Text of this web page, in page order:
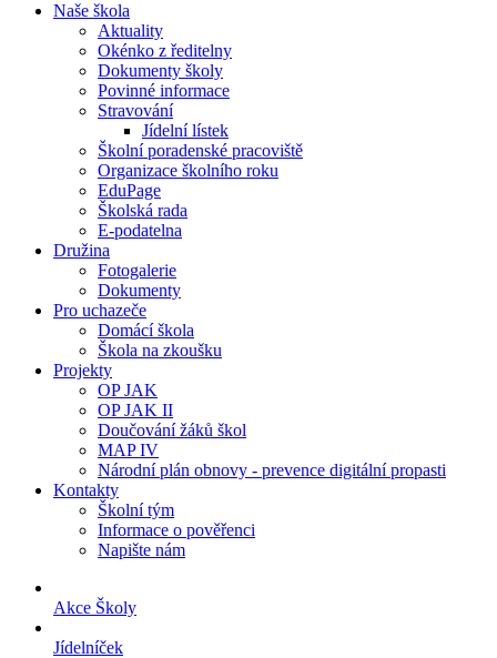
Naše škola
Aktuality
Okénko z ředitelny
Dokumenty školy
Povinné informace
Stravování
Jídelní lístek
Školní poradenské pracoviště
Organizace školního roku
EduPage
Školská rada
E-podatelna
Družina
Fotogalerie
Dokumenty
Pro uchazeče
Domácí škola
Škola na zkoušku
Projekty
OP JAK
OP JAK II
Doučování žáků škol
MAP IV
Národní plán obnovy - prevence digitální propasti
Kontakty
Školní tým
Informace o pověřenci
Napište nám
Akce Školy
Jídelníček